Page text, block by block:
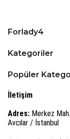
Forlady4
Kategoriler
Popüler
İletişim
Adres: Merkez
Avcılar / İstanbul